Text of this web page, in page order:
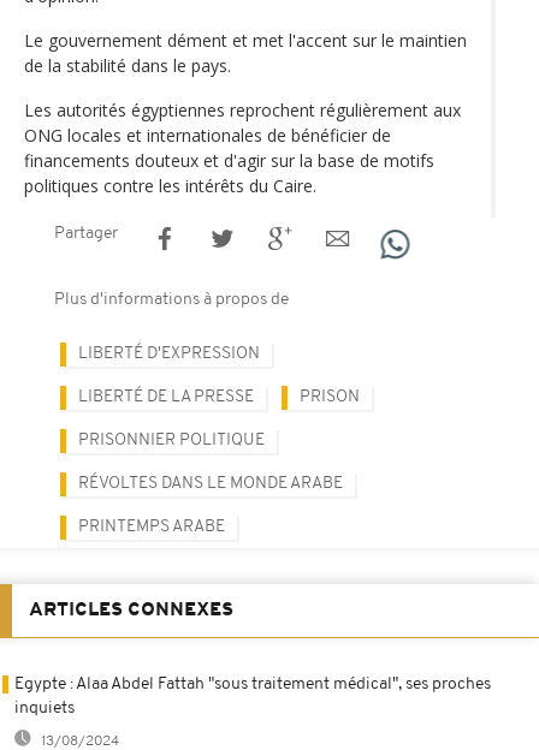
Le gouvernement dément et met l'accent sur le maintien
de la stabilité dans le pays.
Les autorités égyptiennes reprochent régulièrement aux
ONG locales et internationales de bénéficier de
financements douteux et d'agir sur la base de motifs
politiques contre les intérêts du Caire.
Partager
Plus d'informations à propos de
LIBERTÉ D'EXPRESSION
LIBERTÉ DE LA PRESSE PRISON
PRISONNIER POLITIQUE
RÉVOLTES DANS LE MONDE ARABE
PRINTEMPS ARABE
ARTICLES CONNEXES
Egypte : Alaa Abdel Fattah "sous traitement médical", ses proches
inquiets
13/08/2024